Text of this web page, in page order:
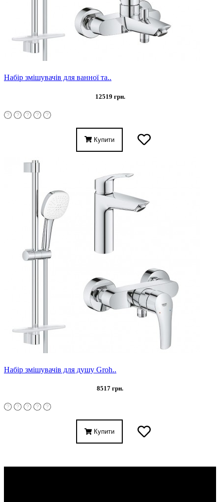
Набір змішувачів для ванної та..
12519 грн.
Купити
Набір змішувачів для душу Groh..
8517 грн.
Купити